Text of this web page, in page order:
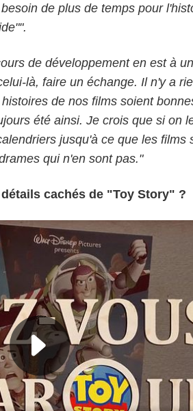
de plus de temps pour
de développement en est à
là, faire un échange. Il n'y a
de nos films soient
été ainsi. Je crois que si on
jusqu'à ce que les films
qui n'en sont pas."
cachés de "Toy Story" ?